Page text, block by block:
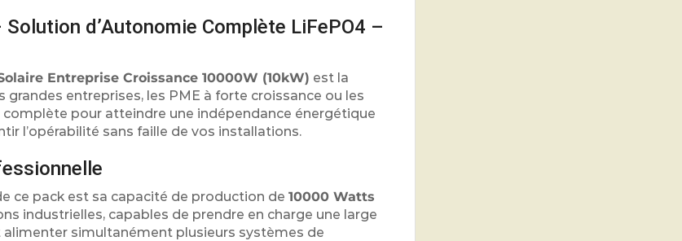
d’Autonomie Complète LiFePO4 –
Entreprise Croissance 10000W (10kW) est la
entreprises, les PME à forte croissance ou les
pour atteindre une indépendance énergétique
l’opérabilité sans faille de vos installations.
ce pack est sa capacité de production de 10000 Watts
industrielles, capables de prendre en charge une large
alimenter simultanément plusieurs systèmes de